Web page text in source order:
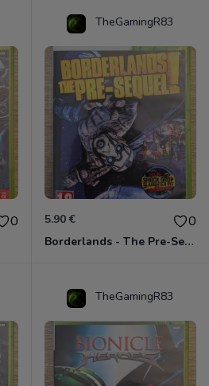
0
TheGamingR83
5.90 € 0
Borderlands - The Pre-Sequel ! Xbox 360
TheGamingR83